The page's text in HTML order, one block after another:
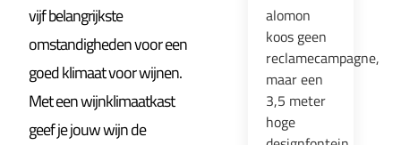
vijf belangrijkste
omstandigheden voor een
goed klimaat voor wijnen.
Met een wijnklimaatkast
geef je jouw wijn de
alomon
koos geen
reclamecampagne,
maar een
3,5 meter
hoge